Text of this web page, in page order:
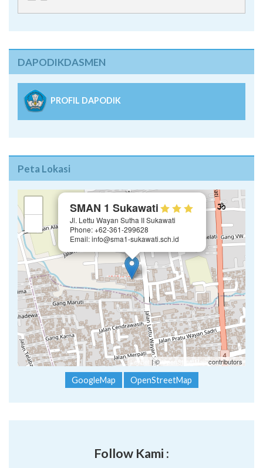
DAPODIKDASMEN
PROFIL DAPODIK
Peta Lokasi
SMAN 1 Sukawati
Jl. Lettu Wayan Sutha II Sukawati
Phone: +62-361-299628
Email: info@sma1-sukawati.sch.id
Leaflet | ©OpenStreetMap contributors
GoogleMap OpenStreetMap
Follow Kami :